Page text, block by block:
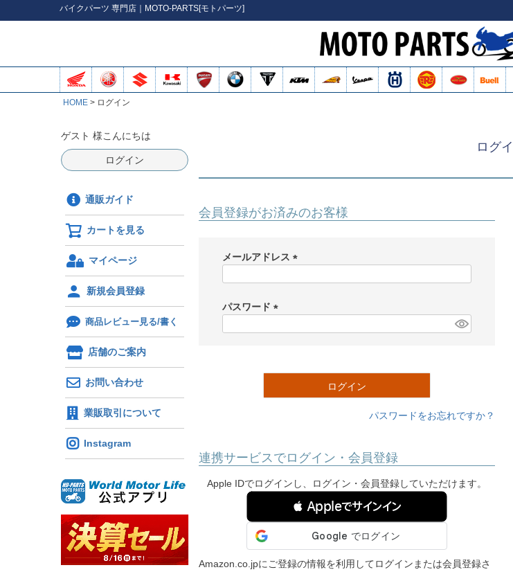
バイクパーツ 専門店｜MOTO-PARTS[モトパーツ]
検
HOME ログイン
ゲスト 様こんにちは
ログイン
通販ガイド
カートを見る
マイページ
新規会員登録
商品レビュー見る/書く
店舗のご案内
お問い合わせ
業販取引について
Instagram
ログ
会員登録がお済みのお客様
メールアドレス
)
パスワード
ログイン
パスワードをお忘れですか？
連携サービスでログイン・会員登録
Apple IDでログインし、ログイン・会員登録していただけます。
 Appleでサインイン
Amazon.co.jpにご登録の情報を利用してログインまたは会員登録さ